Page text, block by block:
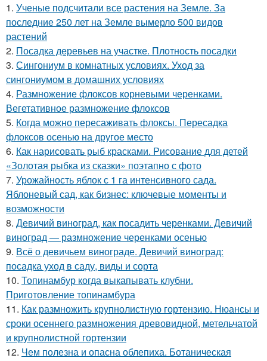
1. Ученые подсчитали все растения на Земле. За
последние 250 лет на Земле вымерло 500 видов
растений
2. Посадка деревьев на участке. Плотность посадки
3. Сингониум в комнатных условиях. Уход за
сингониумом в домашних условиях
4. Размножение флоксов корневыми черенками.
Вегетативное размножение флоксов
5. Когда можно пересаживать флоксы. Пересадка
флоксов осенью на другое место
6. Как нарисовать рыб красками. Рисование для детей
«Золотая рыбка из сказки» поэтапно с фото
7. Урожайность яблок с 1 га интенсивного сада.
Яблоневый сад, как бизнес: ключевые моменты и
возможности
8. Девичий виноград, как посадить черенками. Девичий
виноград — размножение черенками осенью
9. Всё о девичьем винограде. Девичий виноград:
посадка уход в саду, виды и сорта
10. Топинамбур когда выкапывать клубни.
Приготовление топинамбура
11. Как размножить крупнолистную гортензию. Нюансы и
сроки осеннего размножения древовидной, метельчатой
и крупнолистной гортензии
12. Чем полезна и опасна облепиха. Ботаническая